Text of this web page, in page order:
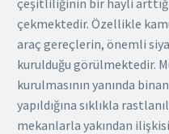
çekmektedir. Özellikle
araç gereçlerin, önemli
kurulduğu görülmektedir.
kurulmasının yanında
yapıldığına sıklıkla
mekanlarla yakından